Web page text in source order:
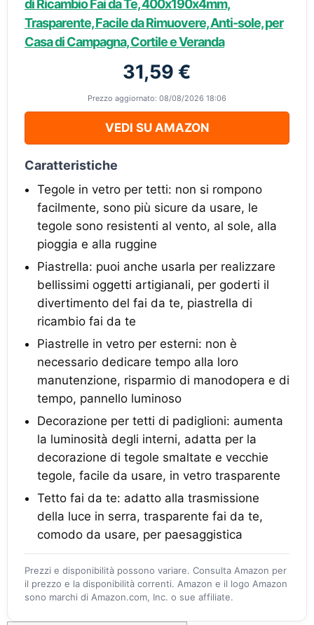
di Ricambio Fai da Te, 400x190x4mm,
Trasparente, Facile da Rimuovere, Anti-sole, per
Casa di Campagna, Cortile e Veranda
31,59 €
Prezzo aggiornato: 08/08/2026 18:06
VEDI SU AMAZON
Caratteristiche
Tegole in vetro per tetti: non si rompono
facilmente, sono più sicure da usare, le
tegole sono resistenti al vento, al sole, alla
pioggia e alla ruggine
Piastrella: puoi anche usarla per realizzare
bellissimi oggetti artigianali, per goderti il ​​
divertimento del fai da te, piastrella di
ricambio fai da te
Piastrelle in vetro per esterni: non è
necessario dedicare tempo alla loro
manutenzione, risparmio di manodopera e di
tempo, pannello luminoso
Decorazione per tetti di padiglioni: aumenta
la luminosità degli interni, adatta per la
decorazione di tegole smaltate e vecchie
tegole, facile da usare, in vetro trasparente
Tetto fai da te: adatto alla trasmissione
della luce in serra, trasparente fai da te,
comodo da usare, per paesaggistica
Prezzi e disponibilità possono variare. Consulta Amazon per
il prezzo e la disponibilità correnti. Amazon e il logo Amazon
sono marchi di Amazon.com, Inc. o sue affiliate.